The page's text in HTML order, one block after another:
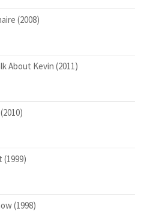
(2008)
About Kevin (2011)
(1999)
(1998)